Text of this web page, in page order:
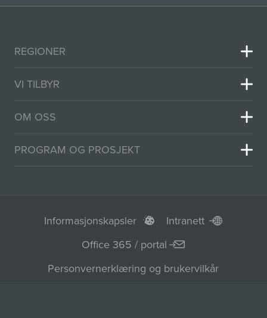
REGIONER
VI TILBYR
OM OSS
PROGRAM OG PROSJEKT
Informasjonskapsler
Intranett
Office 365 / portal
Personvernerklæring og brukervilkår